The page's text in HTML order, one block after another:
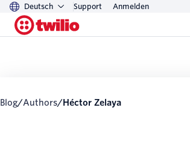
Deutsch Support Anmelden
Blog/ Authors/ Héctor Zelaya